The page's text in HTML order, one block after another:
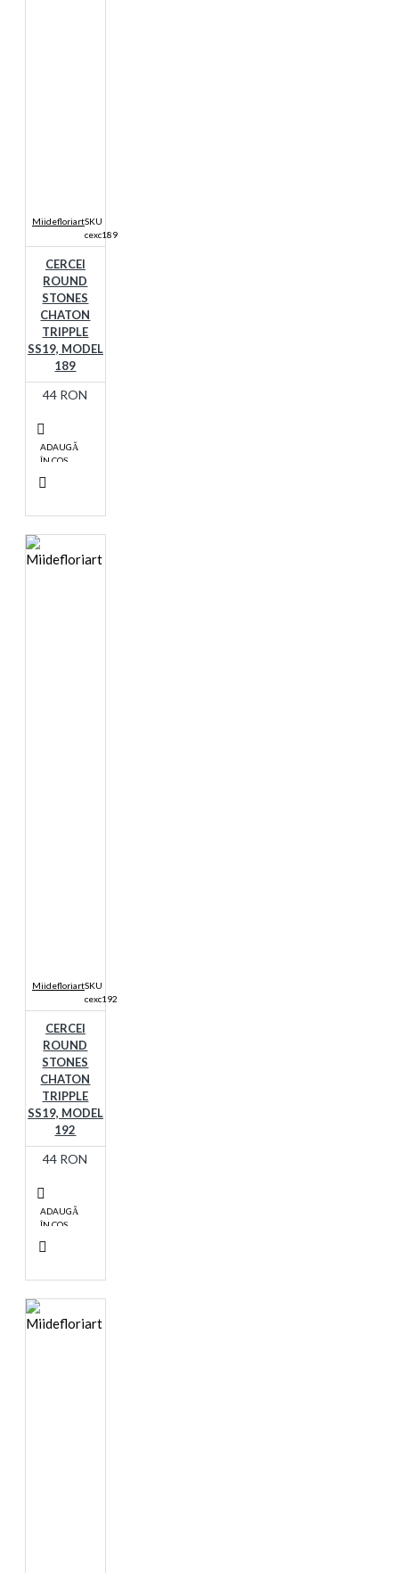
MiidefloriartSKU
cexc189
CERCEI
ROUND
STONES
CHATON
TRIPPLE
SS19, MODEL
189
44 RON
ADAUGĂ
ÎN COŞ
MiidefloriartSKU
cexc192
CERCEI
ROUND
STONES
CHATON
TRIPPLE
SS19, MODEL
192
44 RON
ADAUGĂ
ÎN COŞ